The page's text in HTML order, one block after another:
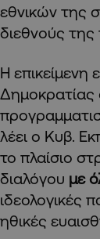
εθνικών της
διεθνούς
Η
Δημοκρατίας
λέει ο Κυβ.
το πλαίσιο
διαλόγου με
ιδεολογικές
ηθικές